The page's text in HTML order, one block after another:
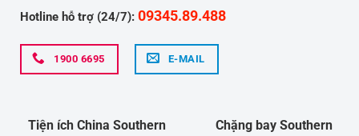
Hotline hỗ trợ (24/7): 09345.89.488
1900 6695 E-MAIL
Tiện ích China Southern
Chặng bay Southern